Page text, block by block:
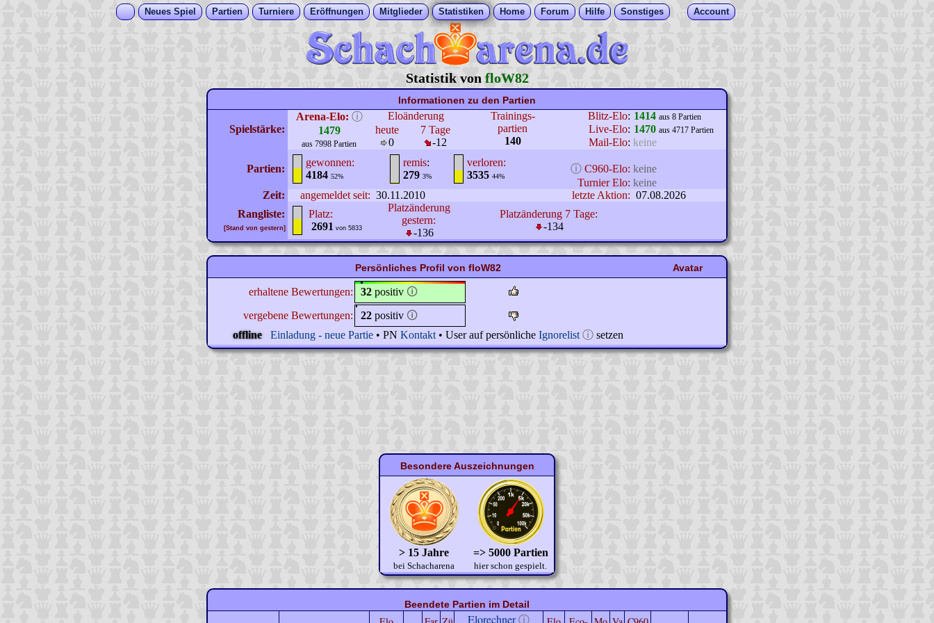
Neues Spiel Partien Turniere Eröffnungen Mitglieder Statistiken Home Forum Hilfe Sonstiges Account
Statistik von floW82
Informationen zu den Partien
Spielstärke:
Arena-Elo: ⓘ
1479
aus 7998 Partien
Eloänderung
Trainings-
partien
140
Blitz-Elo: 1414 aus 8 Partien
heute
0
7 Tage
-12
Live-Elo: 1470 aus 4717 Partien
Mail-Elo: keine
Partien:
gewonnen:
4184 52%
remis:
279 3%
verloren:
3535 44%
ⓘ C960-Elo: keine
Turnier Elo: keine
Zeit:
angemeldet seit: 30.11.2010 letzte Aktion: 07.08.2026
Rangliste:
[Stand von gestern]
Platz:
2691 von 5833
Platzänderung
gestern:
-136
Platzänderung 7 Tage:
-134
Persönliches Profil von floW82 Avatar
erhaltene Bewertungen: 32 positiv 🛈
vergebene Bewertungen:
22 positiv 🛈
offline
Einladung - neue Partie • PN Kontakt • User auf persönliche Ignorelist ⓘ setzen
Besondere Auszeichnungen
> 15 Jahre
bei Schacharena
=> 5000 Partien
hier schon gespielt.
Beendete Partien im Detail
Elorechnerⓘ